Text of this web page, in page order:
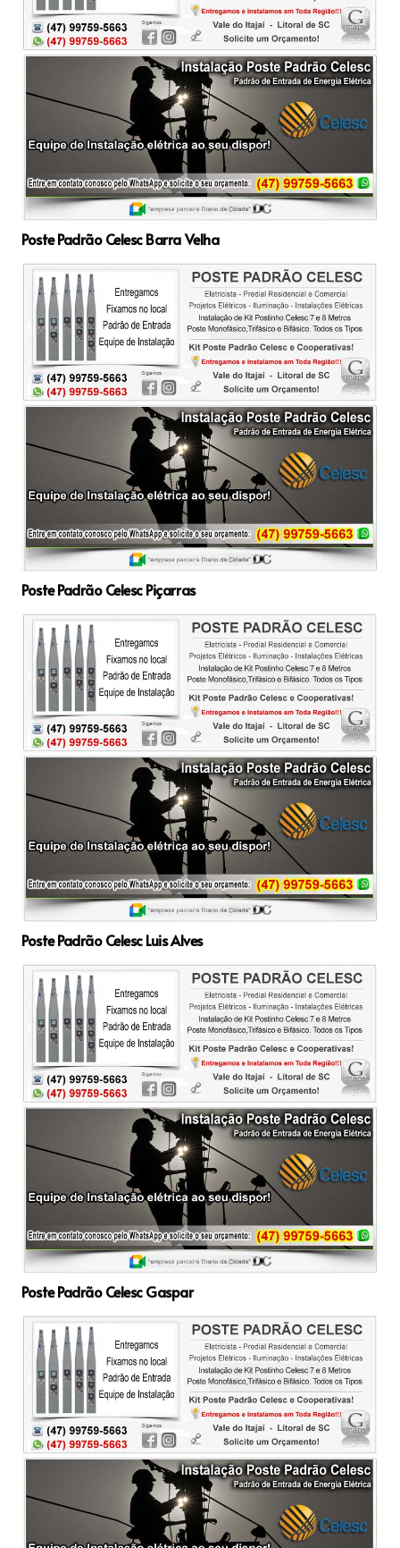
Poste Padrão Celesc Barra Velha
Poste Padrão Celesc Piçarras
Poste Padrão Celesc Luis Alves
Poste Padrão Celesc Gaspar